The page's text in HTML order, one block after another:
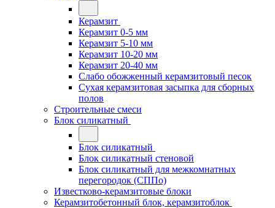
Керамзит
Керамзит 0-5 мм
Керамзит 5-10 мм
Керамзит 10-20 мм
Керамзит 20-40 мм
Слабо обожженный керамзитовый песок
Сухая керамзитовая засыпка для сборных
полов
Строительные смеси
Блок силикатный
Блок силикатный
Блок силикатный стеновой
Блок силикатный для межкомнатных
перегородок (СППо)
Известково-керамзитовые блоки
Керамзитобетонный блок, керамзитоблок